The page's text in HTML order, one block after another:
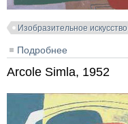
Изобразительное искусство
Подробнее
Arcole Simla, 1952